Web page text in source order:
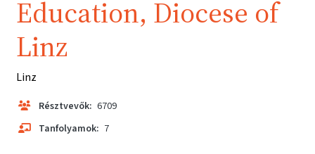
Education, Diocese of
Linz
Linz
Résztvevők: 6709
Tanfolyamok: 7